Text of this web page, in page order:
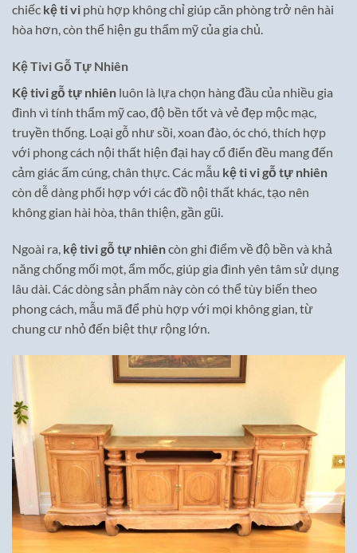
chiếc kệ ti vi phù hợp không chỉ giúp căn phòng trở nên hài
hòa hơn, còn thể hiện gu thẩm mỹ của gia chủ.
Kệ Tivi Gỗ Tự Nhiên
Kệ tivi gỗ tự nhiên luôn là lựa chọn hàng đầu của nhiều gia
đình vì tính thẩm mỹ cao, độ bền tốt và vẻ đẹp mộc mạc,
truyền thống. Loại gỗ như sồi, xoan đào, óc chó, thích hợp
với phong cách nội thất hiện đại hay cổ điển đều mang đến
cảm giác ấm cúng, chân thực. Các mẫu kệ ti vi gỗ tự nhiên
còn dễ dàng phối hợp với các đồ nội thất khác, tạo nên
không gian hài hòa, thân thiện, gần gũi.
Ngoài ra, kệ tivi gỗ tự nhiêncòn ghi điểm về độ bền và khả
năng chống mối mọt, ẩm mốc, giúp gia đình yên tâm sử dụng
lâu dài. Các dòng sản phẩm này còn có thể tùy biến theo
phong cách, mẫu mã để phù hợp với mọi không gian, từ
chung cư nhỏ đến biệt thự rộng lớn.